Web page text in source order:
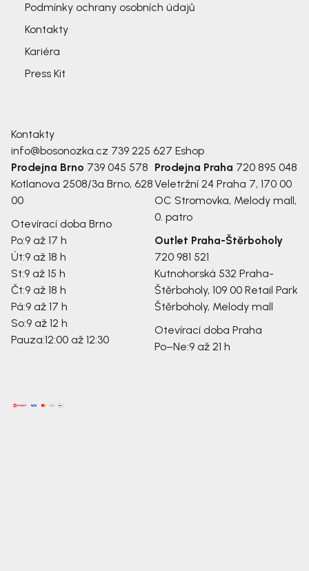
Podmínky ochrany osobních údajů
Kontakty
Kariéra
Press Kit
Kontakty
info@bosonozka.cz 739 225 627 Eshop
Prodejna Brno 739 045 578
Kotlanova 2508/3a Brno, 628
00
Otevírací doba Brno
Po:9 až 17 h
Út:9 až 18 h
St:9 až 15 h
Čt:9 až 18 h
Pá:9 až 17 h
So:9 až 12 h
Pauza:12:00 až 12:30
Prodejna Praha 720 895 048
Veletržní 24 Praha 7, 170 00
OC Stromovka, Melody mall,
0. patro
Outlet Praha-Štěrboholy
720 981 521
Kutnohorská 532 Praha-
Štěrboholy, 109 00 Retail Park
Štěrboholy, Melody mall
Otevírací doba Praha
Po–Ne:9 až 21 h